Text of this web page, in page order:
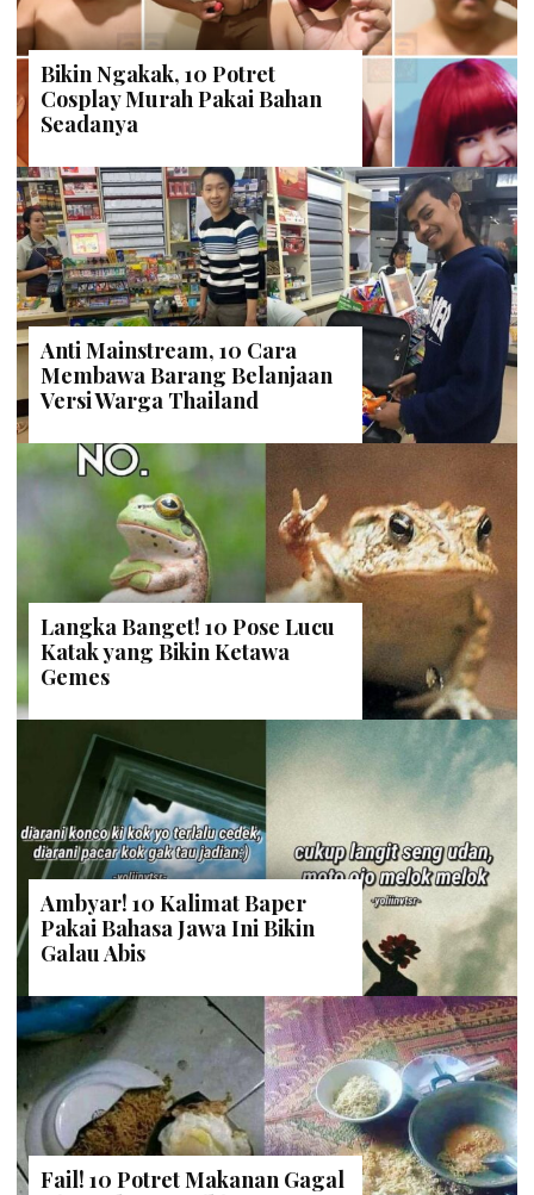
Bikin Ngakak, 10 Potret
Cosplay Murah Pakai Bahan
Seadanya
Anti Mainstream, 10 Cara
Membawa Barang Belanjaan
Versi Warga Thailand
Langka Banget! 10 Pose Lucu
Katak yang Bikin Ketawa
Gemes
Ambyar! 10 Kalimat Baper
Pakai Bahasa Jawa Ini Bikin
Galau Abis
Fail! 10 Potret Makanan Gagal